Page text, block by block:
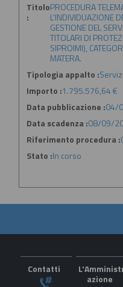
Titolo
:
PROCEDURA
L'INDIVIDUAZIONE
GESTIONE DEL
TITOLARI DI
SIPROIMI),
MATERA.
Tipologia appalto :Servizi
Importo :1.795.576,64 €
Data pubblicazione :04/
Data scadenza :08/09/
Riferimento procedura :
Stato :In corso
Contatti
azione